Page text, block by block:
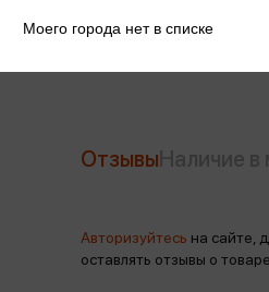
Отзывы
Авторизуйтесь на сайте,
оставлять отзывы о товаре.
Моего города нет в списке